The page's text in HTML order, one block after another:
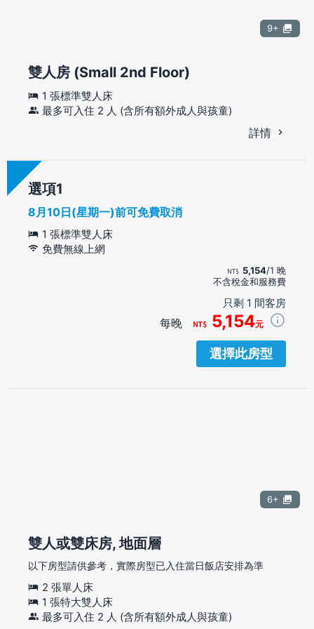
9+
雙人房 (Small 2nd Floor)
1 張標準雙人床
最多可入住 2 人 (含所有額外成人與孩童)
詳情
選項
8月10日(星期一)前可免費取消
1 張標準雙人床
免費無線上網
5,154/1 晚
不含稅金和服務費
只剩 1 間客房
每晚 5,154元
選擇此房型
6+
雙人或雙床房, 地面層
以下房型請供參考，實際房型已入住當日飯店安排為準
2 張單人床
1 張特大雙人床
最多可入住 2 人 (含所有額外成人與孩童)